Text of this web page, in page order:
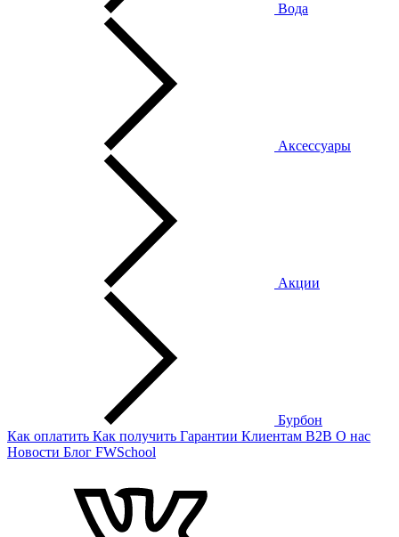
Вода
Аксессуары
Акции
Бурбон
Как оплатить Как получить Гарантии Клиентам B2B О нас
Новости Блог FWSchool